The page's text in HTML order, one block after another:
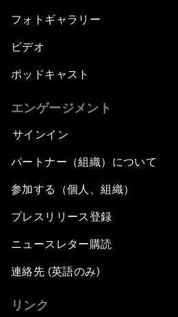
フォトギャラリー
ビデオ
ポッドキャスト
エンゲージメント
サインイン
パートナー（組織）について
参加する（個人、組織）
プレスリリース登録
ニュースレター購読
連絡先 (英語のみ)
リンク